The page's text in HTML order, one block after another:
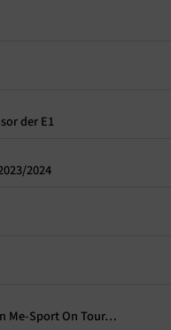
der E1
2024
Me-Sport On Tour…